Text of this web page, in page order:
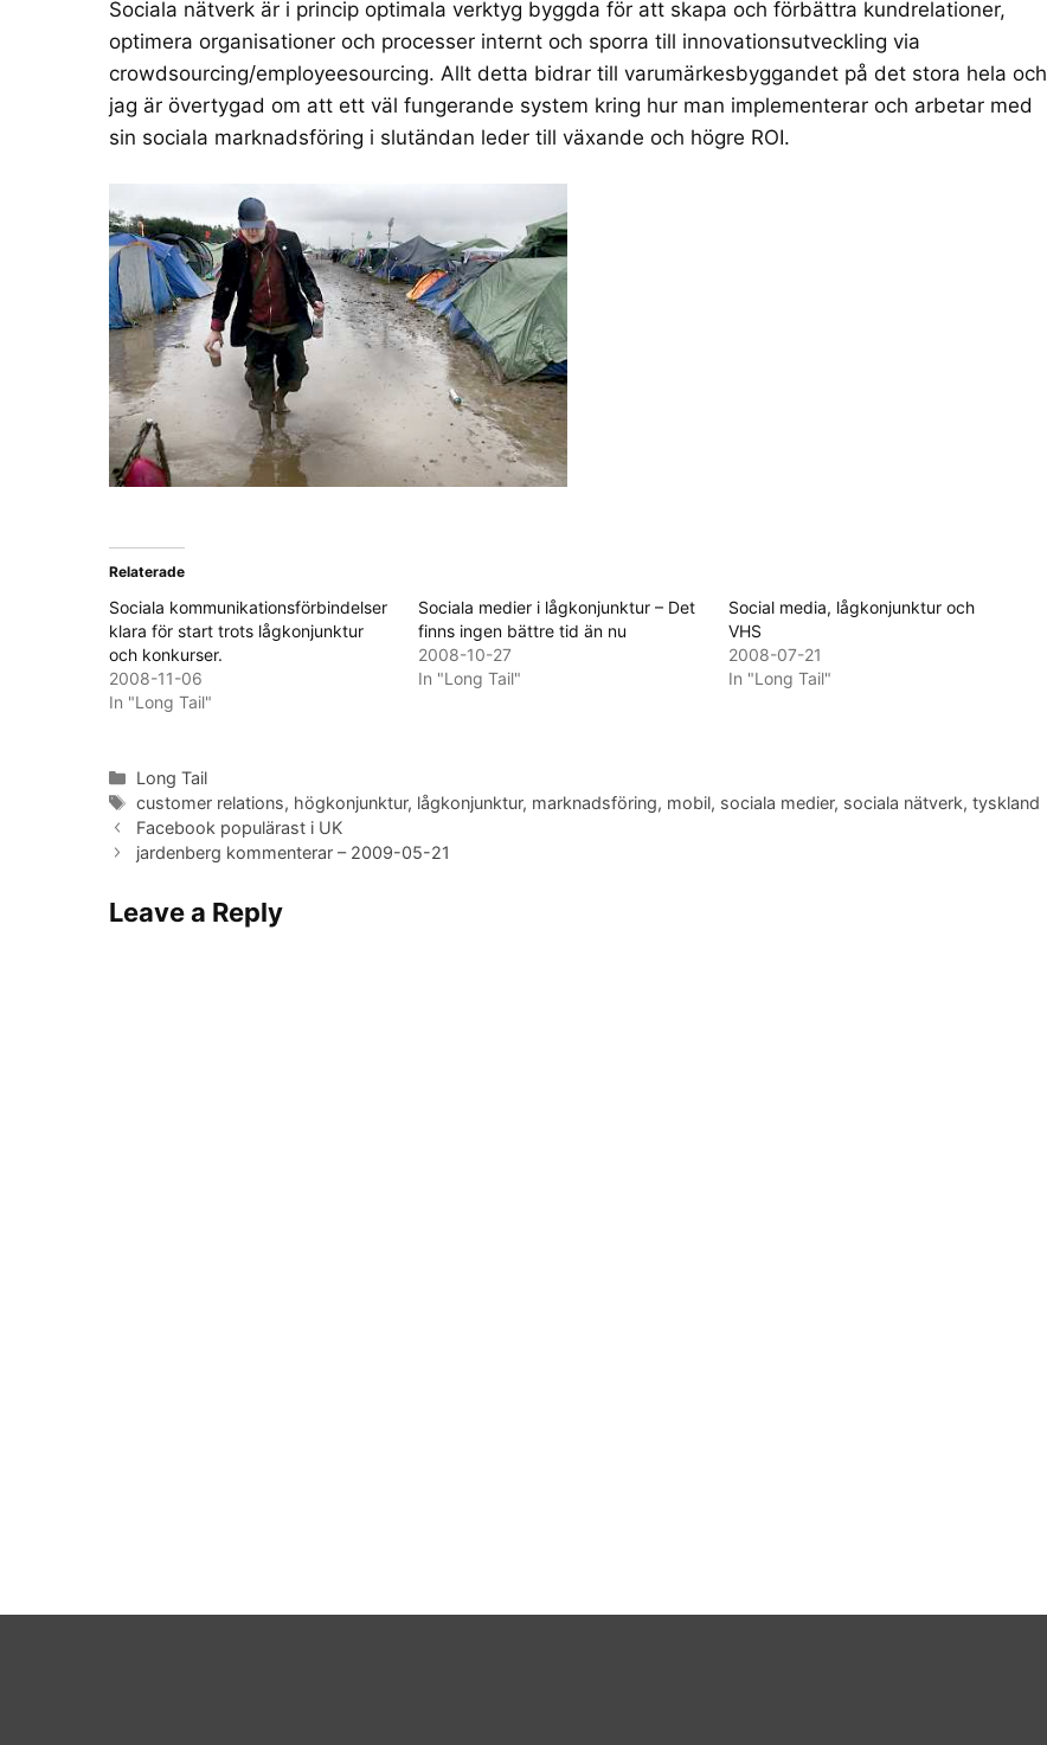
Sociala nätverk är i princip optimala verktyg byggda för att skapa och förbättra kundrelationer,
optimera organisationer och processer internt och sporra till innovationsutveckling via
crowdsourcing/employeesourcing. Allt detta bidrar till varumärkesbyggandet på det stora hela och
jag är övertygad om att ett väl fungerande system kring hur man implementerar och arbetar med
sin sociala marknadsföring i slutändan leder till växande och högre ROI.
Relaterade
Sociala kommunikationsförbindelser
klara för start trots lågkonjunktur
och konkurser.
2008-11-06
In "Long Tail"
Sociala medier i lågkonjunktur – Det
finns ingen bättre tid än nu
2008-10-27
In "Long Tail"
Social media, lågkonjunktur och
VHS
2008-07-21
In "Long Tail"
Categories
Long Tail
Tags
customer relations, högkonjunktur, lågkonjunktur, marknadsföring, mobil, sociala medier, sociala nätverk,tyskland
Facebook populärast i UK
jardenberg kommenterar – 2009-05-21
Leave a Reply